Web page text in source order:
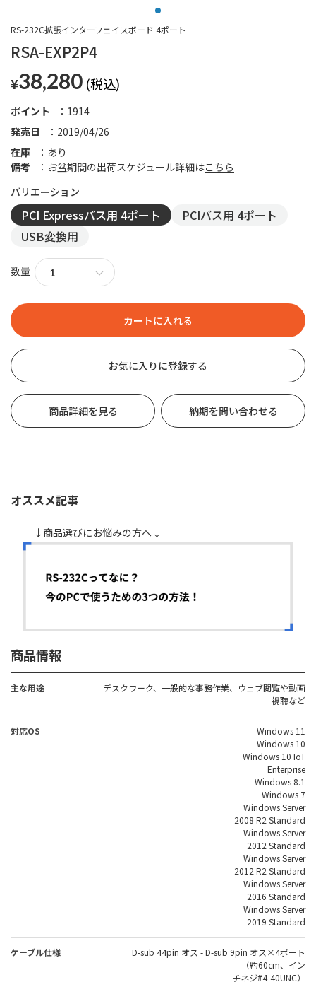
RSA-EXP2P4
RS-232C拡張インターフェイスボード 4ポート
¥38,280
発売日 2019/04/26
ポイント 1914
在庫
あり
備考
お盆期間の出荷スケジュール詳細はこちら
PCI Expressバス用 4ポート
PCIバス用 4ポート
USB変換用
数量
お気に入りに登録する
商品詳細を見る 納期を問い合わせる
オススメ記事
↓商品選びにお悩みの方へ↓
商品情報
主な用途
デスクワーク、一般的な事務作業、ウェブ閲覧や動画
視聴など
対応OS
Windows 11
Windows 10
Windows 10 IoT
Enterprise
Windows 8.1
Windows 7
Windows Server
2008 R2 Standard
Windows Server
2012 Standard
Windows Server
2012 R2 Standard
Windows Server
2016 Standard
Windows Server
2019 Standard
ケーブル仕様
D-sub 44pin オス - D-sub 9pin オス×4ポート
（約60cm、イン
チネジ#4-40UNC）